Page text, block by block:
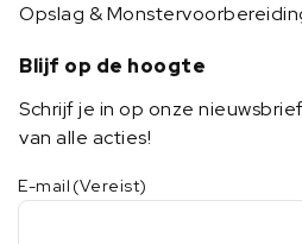
Opslag &
Blijf op de hoogte
Schrijf je in op onze
van alle acties!
E-mail (Vereist)